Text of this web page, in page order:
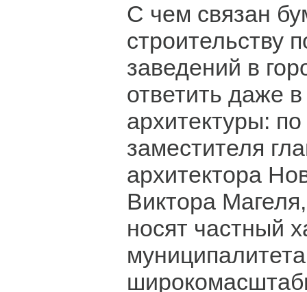
С чем связан
строительству
заведений в
ответить даже
архитектуры:
заместителя
архитектора
Виктора
носят частный